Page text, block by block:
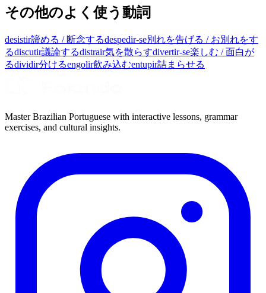
その他のよく使う動詞
desistir諦める / 断念するdespedir-se別れを告げる / お別れをす
るdiscutir議論するdistrair気を散らすdivertir-se楽しむ / 面白が
るdividir分けるengolir飲み込むentupir詰まらせる
Master Brazilian Portuguese with interactive lessons, grammar
exercises, and cultural insights.